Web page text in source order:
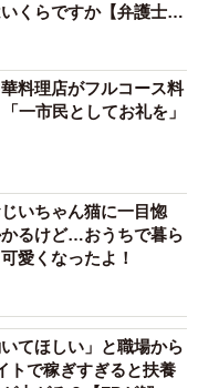
くらですか【弁護士が
料理店がフルコース料
一市民としてお礼を」
いちゃん猫に一目惚
るけど…おうちで暮ら
愛くなったよ！
てほしい」と職場から
で稼ぎすぎると扶養